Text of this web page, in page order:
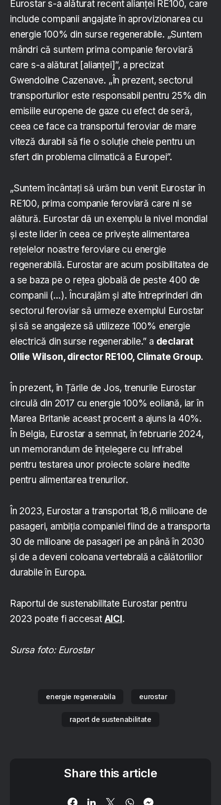
Eurostar s-a alăturat recent alianței RE100, care
include companii angajate în aprovizionarea cu
energie 100% din surse regenerabile. „Suntem
mândri că suntem prima companie feroviară
care s-a alăturat [alianței]”, a precizat
Gwendoline Cazenave. „În prezent, sectorul
transporturilor este responsabil pentru 25% din
emisiile europene de gaze cu efect de seră,
ceea ce face ca transportul feroviar de mare
viteză durabil să fie o soluție cheie pentru un
sfert din problema climatică a Europei”.
„Suntem încântați să urăm bun venit Eurostar în
RE100, prima companie feroviară care ni se
alătură. Eurostar dă un exemplu la nivel mondial
și este lider în ceea ce privește alimentarea
rețelelor noastre feroviare cu energie
regenerabilă. Eurostar are acum posibilitatea de
a se baza pe o rețea globală de peste 400 de
companii (…). Încurajăm și alte întreprinderi din
sectorul feroviar să urmeze exemplul Eurostar
și să se angajeze să utilizeze 100% energie
electrică din surse regenerabile.” a declarat
Ollie Wilson, director RE100, Climate Group.
În prezent, în Țările de Jos, trenurile Eurostar
circulă din 2017 cu energie 100% eoliană, iar în
Marea Britanie aceast procent a ajuns la 40%.
În Belgia, Eurostar a semnat, în februarie 2024,
un memorandum de înțelegere cu Infrabel
pentru testarea unor proiecte solare inedite
pentru alimentarea trenurilor.
În 2023, Eurostar a transportat 18,6 milioane de
pasageri, ambiția companiei fiind de a transporta
30 de milioane de pasageri pe an până în 2030
și de a deveni coloana vertebrală a călătoriilor
durabile în Europa.
Raportul de sustenabilitate Eurostar pentru
2023 poate fi accesat AICI.
Sursa foto: Eurostar
energie regenerabila eurostar
raport de sustenabilitate
Share this article